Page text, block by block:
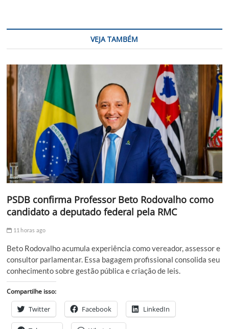
VEJA TAMBÉM
PSDB confirma Professor Beto Rodovalho como
candidato a deputado federal pela RMC
11 horas ago
Beto Rodovalho acumula experiência como vereador, assessor e
consultor parlamentar. Essa bagagem profissional consolida seu
conhecimento sobre gestão pública e criação de leis.
Compartilhe isso:
Twitter Facebook LinkedIn